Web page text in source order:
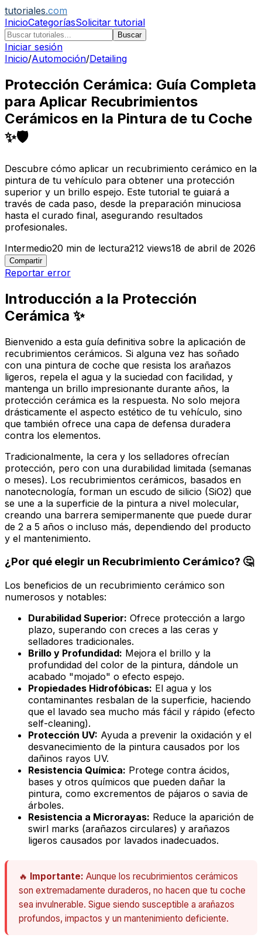
tutoriales.com
InicioCategoríasSolicitar tutorial
Buscar
Iniciar sesión
Inicio/Automoción/Detailing
Protección Cerámica: Guía Completa
para Aplicar Recubrimientos
Cerámicos en la Pintura de tu Coche
✨🛡️
Descubre cómo aplicar un recubrimiento cerámico en la
pintura de tu vehículo para obtener una protección
superior y un brillo espejo. Este tutorial te guiará a
través de cada paso, desde la preparación minuciosa
hasta el curado final, asegurando resultados
profesionales.
Intermedio20 min de lectura212 views18 de abril de 2026
Compartir
Reportar error
Introducción a la Protección
Cerámica ✨
Bienvenido a esta guía definitiva sobre la aplicación de
recubrimientos cerámicos. Si alguna vez has soñado
con una pintura de coche que resista los arañazos
ligeros, repela el agua y la suciedad con facilidad, y
mantenga un brillo impresionante durante años, la
protección cerámica es la respuesta. No solo mejora
drásticamente el aspecto estético de tu vehículo, sino
que también ofrece una capa de defensa duradera
contra los elementos.
Tradicionalmente, la cera y los selladores ofrecían
protección, pero con una durabilidad limitada (semanas
o meses). Los recubrimientos cerámicos, basados en
nanotecnología, forman un escudo de silicio (SiO2) que
se une a la superficie de la pintura a nivel molecular,
creando una barrera semipermanente que puede durar
de 2 a 5 años o incluso más, dependiendo del producto
y el mantenimiento.
¿Por qué elegir un Recubrimiento Cerámico? 🤔
Los beneficios de un recubrimiento cerámico son
numerosos y notables:
Durabilidad Superior: Ofrece protección a largo
plazo, superando con creces a las ceras y
selladores tradicionales.
Brillo y Profundidad: Mejora el brillo y la
profundidad del color de la pintura, dándole un
acabado "mojado" o efecto espejo.
Propiedades Hidrofóbicas: El agua y los
contaminantes resbalan de la superficie, haciendo
que el lavado sea mucho más fácil y rápido (efecto
self-cleaning).
Protección UV: Ayuda a prevenir la oxidación y el
desvanecimiento de la pintura causados por los
dañinos rayos UV.
Resistencia Química: Protege contra ácidos,
bases y otros químicos que pueden dañar la
pintura, como excrementos de pájaros o savia de
árboles.
Resistencia a Microrayas: Reduce la aparición de
swirl marks (arañazos circulares) y arañazos
ligeros causados por lavados inadecuados.
🔥 Importante: Aunque los recubrimientos cerámicos
son extremadamente duraderos, no hacen que tu coche
sea invulnerable. Sigue siendo susceptible a arañazos
profundos, impactos y un mantenimiento deficiente.